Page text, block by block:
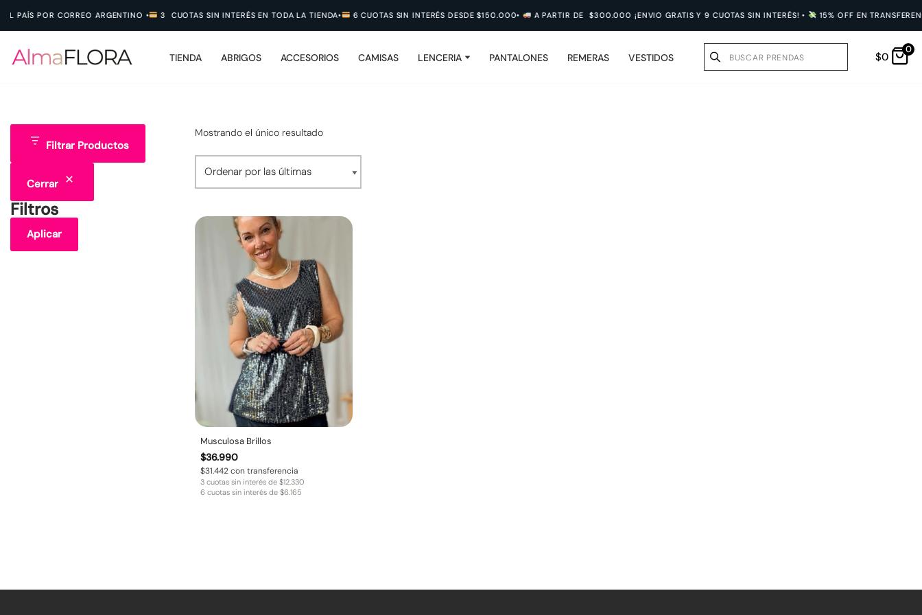
al
PAÍS POR CORREO ARGENTINO • 3 CUOTAS SIN INTERÉS EN TODA LA TIENDA• 6 CUOTAS SIN INTERÉS DESDE $150.000• A PARTIR DE $300.000 ¡ENVIO GRATIS Y 9 CUOTAS SIN INTERÉS! • 15% OFF EN
TIENDA ABRIGOS ACCESORIOS CAMISAS LENCERIA PANTALONES REMERAS VESTIDOS $0
0
Filtrar Productos
Cerrar
Filtros
Aplicar
Mostrando el único resultado
Musculosa Brillos
$36.990
$31.442con transferencia
3 cuotas sin interés de $12.330
6 cuotas sin interés de $6.165